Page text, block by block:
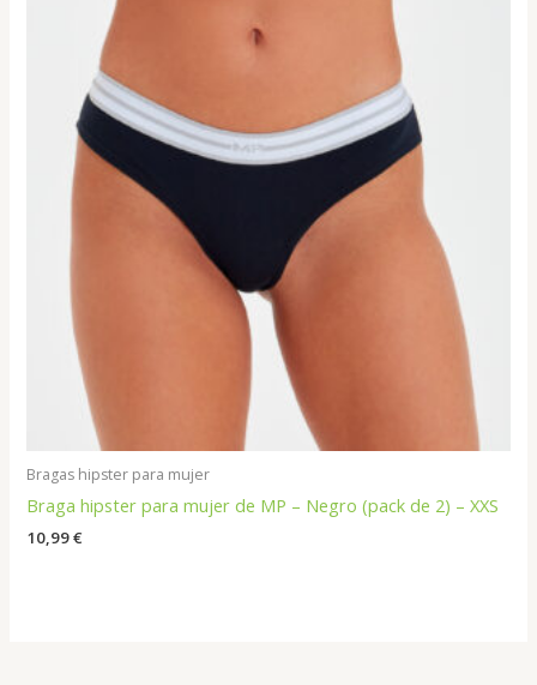
Bragas hipster para mujer
Braga hipster para mujer de MP – Negro (pack de 2) – XXS
10,99€